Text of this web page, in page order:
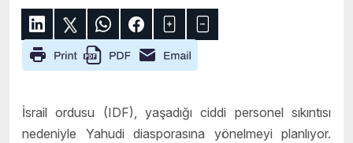
İsrail ordusu (IDF), yaşadığı ciddi personel sıkıntısı
nedeniyle Yahudi diasporasına yönelmeyi planlıyor.